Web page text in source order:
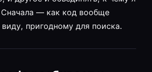
— как код вообще
пригодному для поиска.